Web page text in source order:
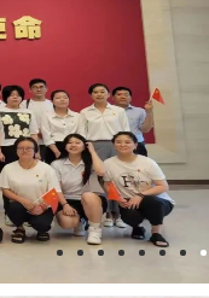
名
个人
名
码
市委企业家联谊会到房山交流